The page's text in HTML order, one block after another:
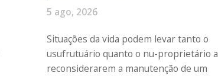
5 ago, 2026
Situações da vida podem levar tanto o
usufrutuário quanto o nu-proprietário a
reconsiderarem a manutenção de um